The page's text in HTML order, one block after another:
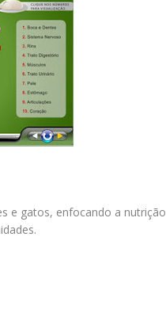
e gatos, enfocando a nutrição